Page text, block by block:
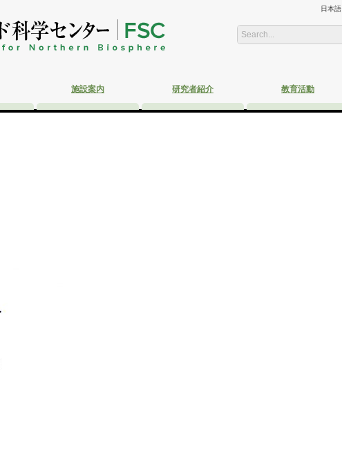
日本語
施設案内 研究者紹介 教育活動